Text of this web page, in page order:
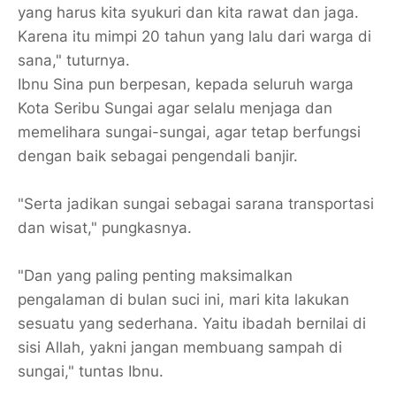
yang harus kita syukuri dan kita rawat dan jaga.
Karena itu mimpi 20 tahun yang lalu dari warga di
sana," tuturnya.
Ibnu Sina pun berpesan, kepada seluruh warga
Kota Seribu Sungai agar selalu menjaga dan
memelihara sungai-sungai, agar tetap berfungsi
dengan baik sebagai pengendali banjir.
"Serta jadikan sungai sebagai sarana transportasi
dan wisat," pungkasnya.
"Dan yang paling penting maksimalkan
pengalaman di bulan suci ini, mari kita lakukan
sesuatu yang sederhana. Yaitu ibadah bernilai di
sisi Allah, yakni jangan membuang sampah di
sungai," tuntas Ibnu.